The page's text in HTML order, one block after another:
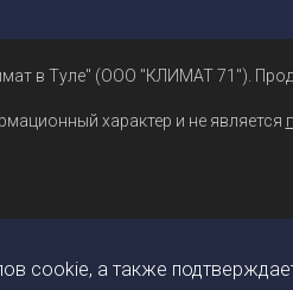
в Туле" (ООО "КЛИМАТ 71").
характер и не является
cookie, а также